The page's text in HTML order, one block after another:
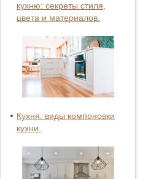
кухню: секреты стиля,
цвета и материалов.
Кухня: виды компоновки
кухни.